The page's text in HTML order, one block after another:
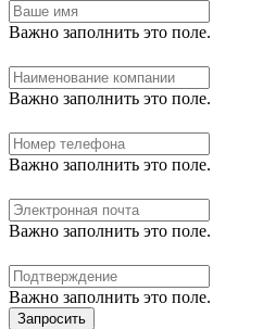
Важно заполнить это поле.
Важно заполнить это поле.
Важно заполнить это поле.
Важно заполнить это поле.
Важно заполнить это поле.
Запросить